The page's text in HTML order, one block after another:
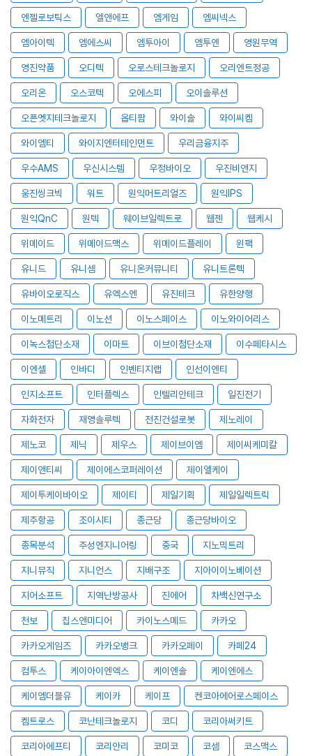
엔젤로보틱스 엘앤에프 엠게임 엠씨넥스
엠아이텍 엠에스씨 엠투아이 엠투엔 영원무역
영진약품 오디텍 오로스테크놀로지 오리엔트정공
오리온 오스코텍 오에스피 오이솔루션
오픈엣지테크놀로지 옵티팜 와이솔 와이씨켐
와이엠티 와이지엔터테인먼트 우리금융지주
우수AMS 우신시스템 우정바이오 우진비앤지
웅진씽크빅 워트 원익머트리얼즈 원익IPS
원익QnC 원텍 웨이브일렉트로 웹젠 웹케시
위메이드 위메이드맥스 위메이드플레이 윈팩
유니드 유니셈 유니온커뮤니티 유니트론텍
유바이오로직스 유엑스엔 유진테크 유한양행
이노메트리 이노션 이노스페이스 이노와이어리스
이녹스첨단소재 이마트 이브이첨단소재 이수페타시스
이엔셀 인바디 인벤티지랩 인선이엔티
인지소프트 인터플렉스 인텔리안테크 일진전기
자화전자 재영솔루텍 전진건설로봇 제노레이
제노코 제닉 제우스 제이브이엠 제이씨케미칼
제이앤티씨 제이에스코퍼레이션 제이엘케이
제이투케이바이오 제이티 제일기획 제일일렉트릭
제주항공 조이시티 종근당 종근당바이오
종목분석 주성엔지니어링 중국 지노믹트리
지니뮤직 지니언스 지배구조 지아이이노베이션
지어소프트 지역난방공사 진에어 차백신연구소
천보 칩스앤미디어 카이노스메드 카카오
카카오게임즈 카카오뱅크 카카오페이 카페24
컴투스 케이아이엔엑스 케이엔솔 케이엔에스
케이엠더블유 케이카 케이프 켄코아에어로스페이스
켐트로스 코난테크놀로지 코디 코리아써키트
코리아에프티 코리안리 코미코 코셈 코스맥스